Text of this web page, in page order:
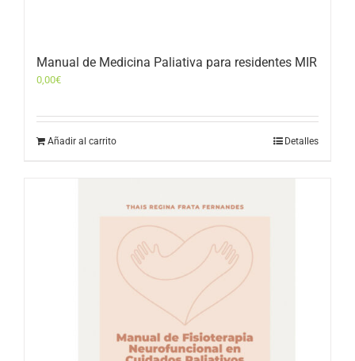
Manual de Medicina Paliativa para residentes MIR
0,00€
Añadir al carrito Detalles